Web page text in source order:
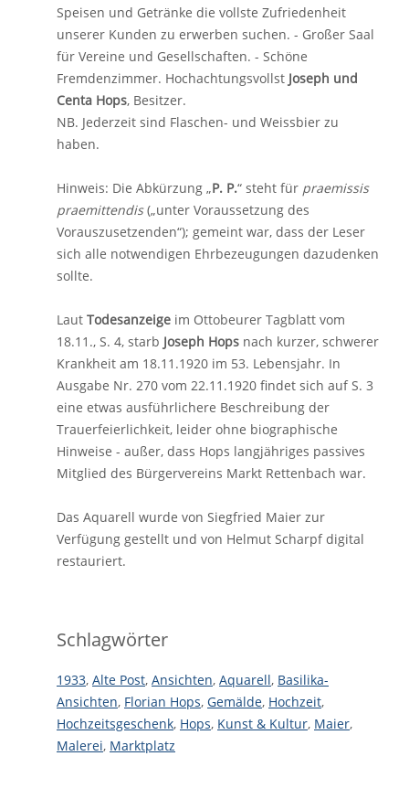
Speisen und Getränke die vollste Zufriedenheit
unserer Kunden zu erwerben suchen. - Großer Saal
für Vereine und Gesellschaften. - Schöne
Fremdenzimmer. Hochachtungsvollst Joseph und
Centa Hops, Besitzer.
NB. Jederzeit sind Flaschen- und Weissbier zu
haben.
Hinweis: Die Abkürzung „P. P.“ steht für praemissis
praemittendis(„unter Voraussetzung des
Vorauszusetzenden“); gemeint war, dass der Leser
sich alle notwendigen Ehrbezeugungen dazudenken
sollte.
Laut Todesanzeige im Ottobeurer Tagblatt vom
18.11., S. 4, starb Joseph Hops nach kurzer, schwerer
Krankheit am 18.11.1920 im 53. Lebensjahr. In
Ausgabe Nr. 270 vom 22.11.1920 findet sich auf S. 3
eine etwas ausführlichere Beschreibung der
Trauerfeierlichkeit, leider ohne biographische
Hinweise - außer, dass Hops langjähriges passives
Mitglied des Bürgervereins Markt Rettenbach war.
Das Aquarell wurde von Siegfried Maier zur
Verfügung gestellt und von Helmut Scharpf digital
restauriert.
Schlagwörter
1933, Alte Post, Ansichten, Aquarell, Basilika-
Ansichten, Florian Hops, Gemälde, Hochzeit,
Hochzeitsgeschenk, Hops, Kunst & Kultur, Maier,
Malerei, Marktplatz